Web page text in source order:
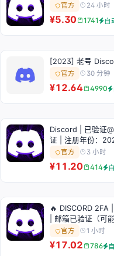
官方 24 小时
¥5.30 1741 自
[2023] 老号
官方 30 分钟
¥12.64 4990
Discord | 已验证
证 | 注册年份：
官方 3 小时
¥11.20 414
🔥 DISCORD
| 邮箱已验证（可
官方 1 小时
¥17.02 786